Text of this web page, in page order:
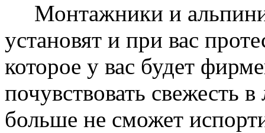
Монтажники и
установят и при вас
которое у вас будет
почувствовать свежесть
больше не сможет